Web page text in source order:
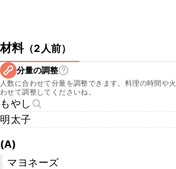
材料（2人前）
分量の調整
人数に合わせて分量を調整できます。料理の時間や
わせて調整してくださいね。
もやし
明太子
(A)
マヨネーズ